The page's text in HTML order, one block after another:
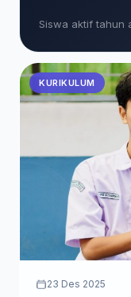
Siswa aktif tahun
KURIKULUM
23 Des 2025